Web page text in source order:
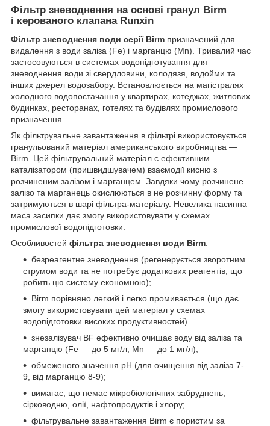
Фільтр зневоднення на основі гранул Birm
і керованого клапана Runxin
Фільтр зневоднення води серії Birm призначений для
видалення з води заліза (Fe) і марганцю (Mn). Тривалий час
застосовуються в системах водопідготування для
зневоднення води зі свердловини, колодязя, водойми та
інших джерел водозабору. Встановлюється на магістралях
холодного водопостачання у квартирах, котеджах, житлових
будинках, ресторанах, готелях та будівлях промислового
призначення.
Як фільтрувальне завантаження в фільтрі використовується
гранульований матеріал американського виробництва —
Birm. Цей фільтрувальний матеріал є ефективним
каталізатором (пришвидшувачем) взаємодії кисню з
розчиненим залізом і марганцем. Завдяки чому розчинене
залізо та марганець окислюються в не розчинну форму та
затримуються в шарі фільтра-матеріалу. Невелика насипна
маса засипки дає змогу використовувати у схемах
промислової водопідготовки.
Особливостей фільтра зневоднення води Birm:
безреагентне зневоднення (регенерується зворотним
струмом води та не потребує додаткових реагентів, що
робить цю систему економною);
Birm порівняно легкий і легко промивається (що дає
змогу використовувати цей матеріал у схемах
водопідготовки високих продуктивностей)
знезалізувач BF ефективно очищає воду від заліза та
марганцю (Fe — до 5 мг/л, Mn — до 1 мг/л);
обмеженого значення pH (для очищення від заліза 7-
9, від марганцю 8-9);
вимагає, що немає мікробіологічних забруднень,
сірководню, олії, нафтопродуктів і хлору;
фільтрувальне завантаження Birm є пористим за